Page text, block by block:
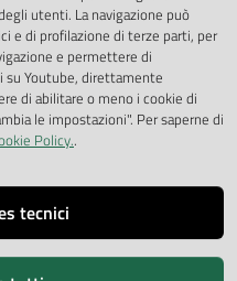
utenti. La navigazione può
e di profilazione di terze parti, per
e permettere di
su Youtube, direttamente
di abilitare o meno i cookie di
le impostazioni". Per saperne di
Policy..
tecnici